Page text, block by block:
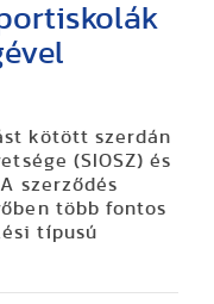
kötött szerdán
(SIOSZ) és
szerződés
több fontos
típusú